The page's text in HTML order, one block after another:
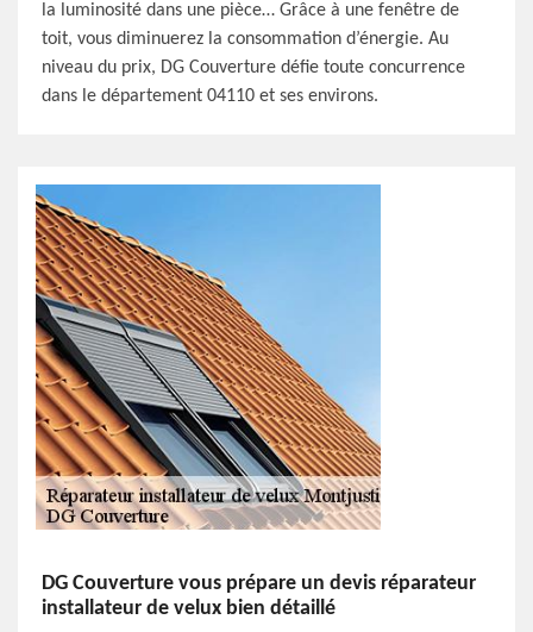
la luminosité dans une pièce… Grâce à une fenêtre de
toit, vous diminuerez la consommation d’énergie. Au
niveau du prix, DG Couverture défie toute concurrence
dans le département 04110 et ses environs.
DG Couverture vous prépare un devis réparateur
installateur de velux bien détaillé